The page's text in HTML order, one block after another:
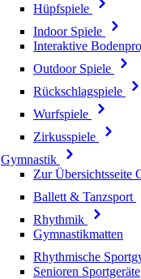
Hüpfspiele
Indoor Spiele
Interaktive
Outdoor Spiele
Rückschlagspiele
Wurfspiele
Zirkusspiele
Gymnastik
Zur Übersichtsseite
Ballett & Tanzsport
Rhythmik
Gymnastikmatten
Rhythmische
Senioren Sportgeräte